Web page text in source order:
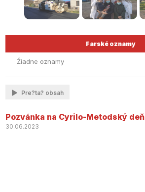
Farské oznamy
Žiadne oznamy
Pre?ta? obsah
Pozvánka na Cyrilo-Metodský deň
30.06.2023